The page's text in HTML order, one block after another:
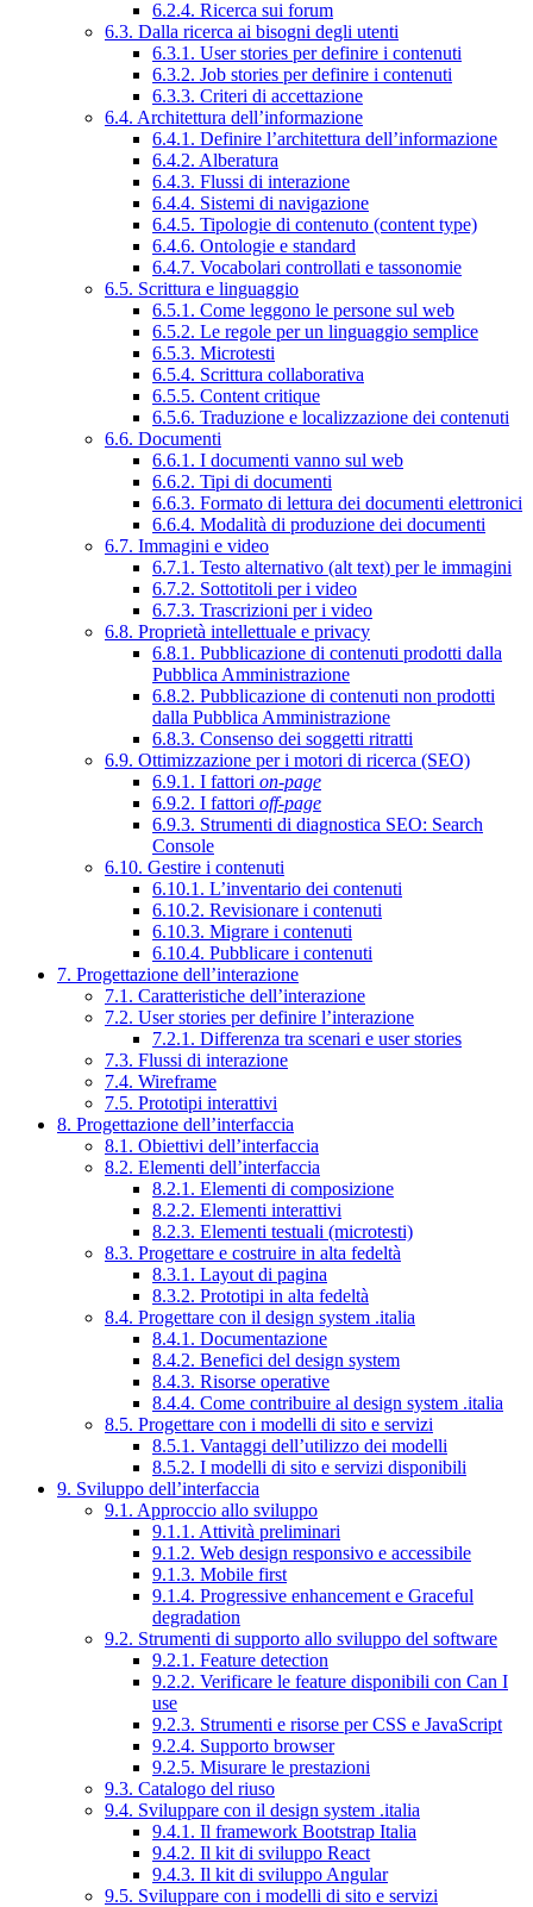
6.2.4. Ricerca sui forum
6.3. Dalla ricerca ai bisogni degli utenti
6.3.1. User stories per definire i contenuti
6.3.2. Job stories per definire i contenuti
6.3.3. Criteri di accettazione
6.4. Architettura dell’informazione
6.4.1. Definire l’architettura dell’informazione
6.4.2. Alberatura
6.4.3. Flussi di interazione
6.4.4. Sistemi di navigazione
6.4.5. Tipologie di contenuto (content type)
6.4.6. Ontologie e standard
6.4.7. Vocabolari controllati e tassonomie
6.5. Scrittura e linguaggio
6.5.1. Come leggono le persone sul web
6.5.2. Le regole per un linguaggio semplice
6.5.3. Microtesti
6.5.4. Scrittura collaborativa
6.5.5. Content critique
6.5.6. Traduzione e localizzazione dei contenuti
6.6. Documenti
6.6.1. I documenti vanno sul web
6.6.2. Tipi di documenti
6.6.3. Formato di lettura dei documenti elettronici
6.6.4. Modalità di produzione dei documenti
6.7. Immagini e video
6.7.1. Testo alternativo (alt text) per le immagini
6.7.2. Sottotitoli per i video
6.7.3. Trascrizioni per i video
6.8. Proprietà intellettuale e privacy
6.8.1. Pubblicazione di contenuti prodotti dalla
Pubblica Amministrazione
6.8.2. Pubblicazione di contenuti non prodotti
dalla Pubblica Amministrazione
6.8.3. Consenso dei soggetti ritratti
6.9. Ottimizzazione per i motori di ricerca (SEO)
6.9.1. I fattori on-page
6.9.2. I fattori off-page
6.9.3. Strumenti di diagnostica SEO: Search
Console
6.10. Gestire i contenuti
6.10.1. L’inventario dei contenuti
6.10.2. Revisionare i contenuti
6.10.3. Migrare i contenuti
6.10.4. Pubblicare i contenuti
7. Progettazione dell’interazione
7.1. Caratteristiche dell’interazione
7.2. User stories per definire l’interazione
7.2.1. Differenza tra scenari e user stories
7.3. Flussi di interazione
7.4. Wireframe
7.5. Prototipi interattivi
8. Progettazione dell’interfaccia
8.1. Obiettivi dell’interfaccia
8.2. Elementi dell’interfaccia
8.2.1. Elementi di composizione
8.2.2. Elementi interattivi
8.2.3. Elementi testuali (microtesti)
8.3. Progettare e costruire in alta fedeltà
8.3.1. Layout di pagina
8.3.2. Prototipi in alta fedeltà
8.4. Progettare con il design system .italia
8.4.1. Documentazione
8.4.2. Benefici del design system
8.4.3. Risorse operative
8.4.4. Come contribuire al design system .italia
8.5. Progettare con i modelli di sito e servizi
8.5.1. Vantaggi dell’utilizzo dei modelli
8.5.2. I modelli di sito e servizi disponibili
9. Sviluppo dell’interfaccia
9.1. Approccio allo sviluppo
9.1.1. Attività preliminari
9.1.2. Web design responsivo e accessibile
9.1.3. Mobile first
9.1.4. Progressive enhancement e Graceful
degradation
9.2. Strumenti di supporto allo sviluppo del software
9.2.1. Feature detection
9.2.2. Verificare le feature disponibili con Can I
use
9.2.3. Strumenti e risorse per CSS e JavaScript
9.2.4. Supporto browser
9.2.5. Misurare le prestazioni
9.3. Catalogo del riuso
9.4. Sviluppare con il design system .italia
9.4.1. Il framework Bootstrap Italia
9.4.2. Il kit di sviluppo React
9.4.3. Il kit di sviluppo Angular
9.5. Sviluppare con i modelli di sito e servizi